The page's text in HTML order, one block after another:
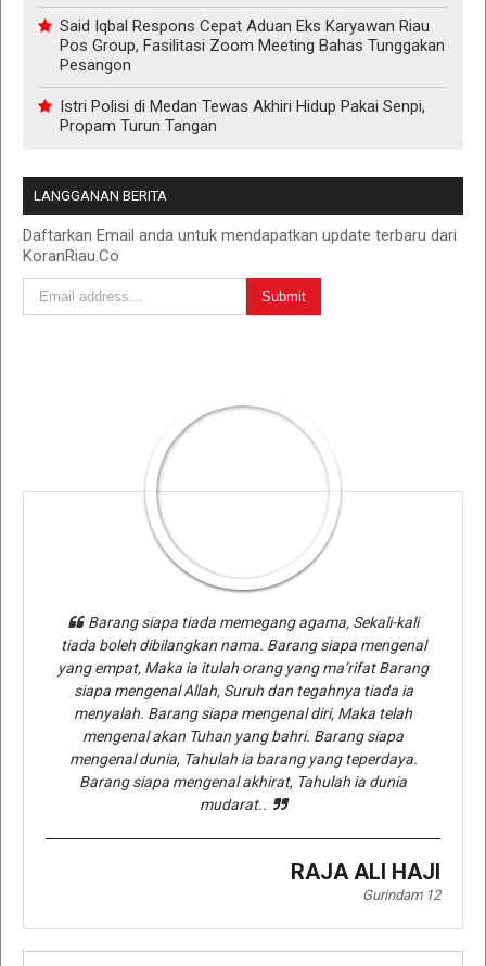
Said Iqbal Respons Cepat Aduan Eks Karyawan Riau
Pos Group, Fasilitasi Zoom Meeting Bahas Tunggakan
Pesangon
Istri Polisi di Medan Tewas Akhiri Hidup Pakai Senpi,
Propam Turun Tangan
LANGGANAN BERITA
Daftarkan Email anda untuk mendapatkan update terbaru dari
KoranRiau.Co
Barang siapa tiada memegang agama, Sekali-kali
tiada boleh dibilangkan nama. Barang siapa mengenal
yang empat, Maka ia itulah orang yang ma’rifat Barang
siapa mengenal Allah, Suruh dan tegahnya tiada ia
menyalah. Barang siapa mengenal diri, Maka telah
mengenal akan Tuhan yang bahri. Barang siapa
mengenal dunia, Tahulah ia barang yang teperdaya.
Barang siapa mengenal akhirat, Tahulah ia dunia
mudarat..
RAJA ALI HAJI
Gurindam 12